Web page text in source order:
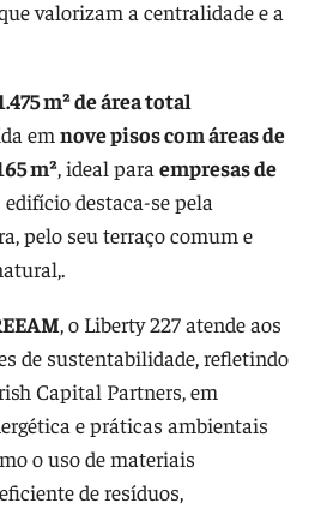
valorizam a centralidade e a
m² de área total
em nove pisos com áreas de
m², ideal para empresas de
edifício destaca-se pela
pelo seu terraço comum e
, o Liberty 227 atende aos
de sustentabilidade, refletindo
Capital Partners, em
e práticas ambientais
o uso de materiais
de resíduos,